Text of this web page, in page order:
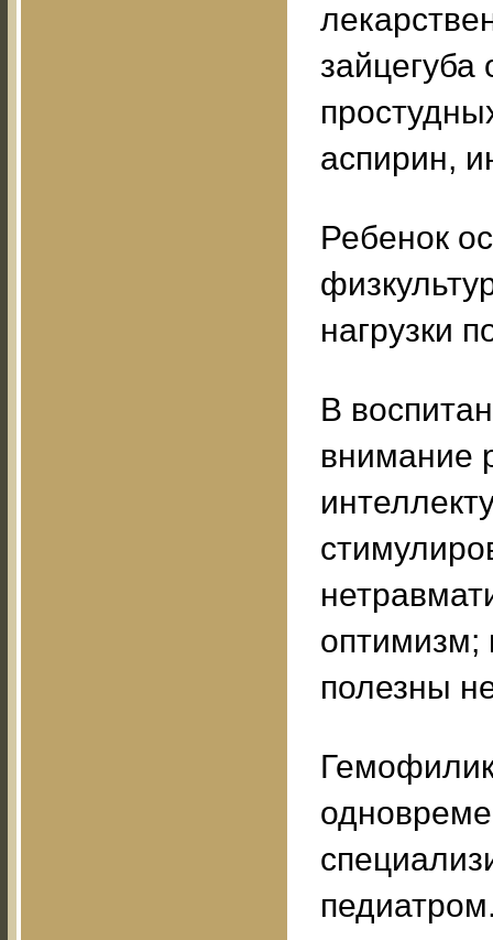
аспирин,
Ребенок
нагрузки
В
внимание
оптимизм;
полезны